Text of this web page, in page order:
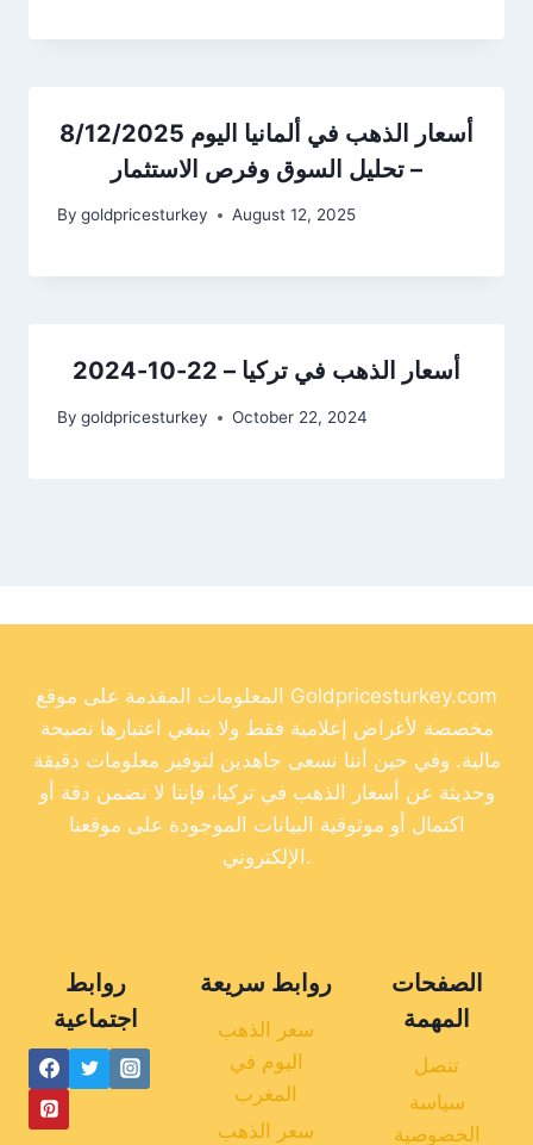
أسعار الذهب في ألمانيا اليوم 8/12/2025
– تحليل السوق وفرص الاستثمار
By goldpricesturkey August 12, 2025
أسعار الذهب في تركيا – 22-10-2024
By goldpricesturkey October 22, 2024
المعلومات المقدمة على موقع Goldpricesturkey.com
مخصصة لأغراض إعلامية فقط ولا ينبغي اعتبارها نصيحة
مالية. وفي حين أننا نسعى جاهدين لتوفير معلومات دقيقة
وحديثة عن أسعار الذهب في تركيا، فإننا لا نضمن دقة أو
اكتمال أو موثوقية البيانات الموجودة على موقعنا
الإلكتروني.
روابط
اجتماعية
روابط سريعة
سعر الذهب
اليوم في
المغرب
سعر الذهب
الصفحات
المهمة
تنصل
سياسة
الخصوصية